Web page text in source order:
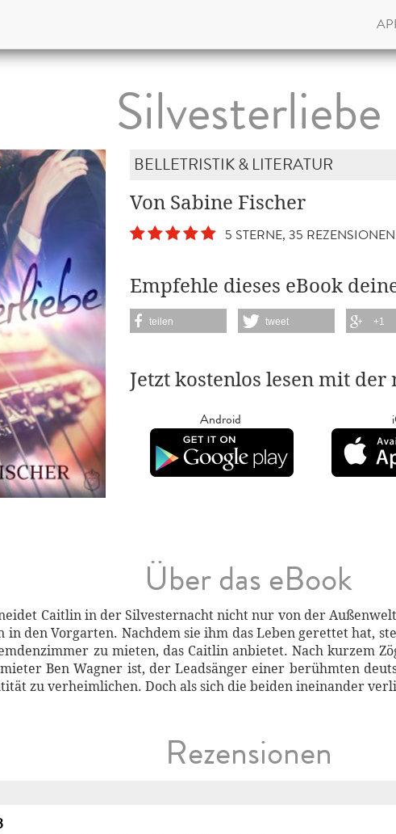
Silvesterliebe
BELLETRISTIK & LITERATUR
Von Sabine Fischer
5 STERNE, 35 REZENSIONEN
Empfehle dieses eBook
teilen tweet +1
Jetzt kostenlos lesen mit
Android
Über das eBook
Caitlin in der Silvesternacht nicht nur von der
den Vorgarten. Nachdem sie ihm das Leben gerettet hat,
zu mieten, das Caitlin anbietet. Nach kurzem
Ben Wagner ist, der Leadsänger einer berühmten
zu verheimlichen. Doch als sich die beiden ineinander
Rezensionen